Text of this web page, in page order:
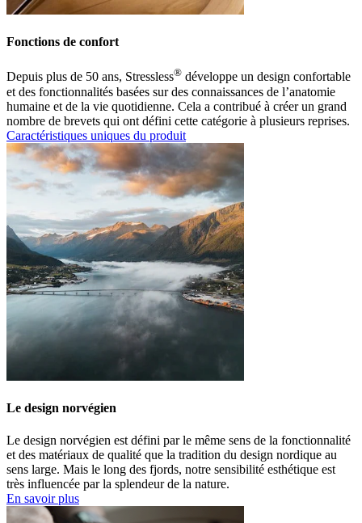
Fonctions de confort
Depuis plus de 50 ans, Stressless® développe un design confortable
et des fonctionnalités basées sur des connaissances de l’anatomie
humaine et de la vie quotidienne. Cela a contribué à créer un grand
nombre de brevets qui ont défini cette catégorie à plusieurs reprises.
Caractéristiques uniques du produit
Le design norvégien
Le design norvégien est défini par le même sens de la fonctionnalité
et des matériaux de qualité que la tradition du design nordique au
sens large. Mais le long des fjords, notre sensibilité esthétique est
très influencée par la splendeur de la nature.
En savoir plus